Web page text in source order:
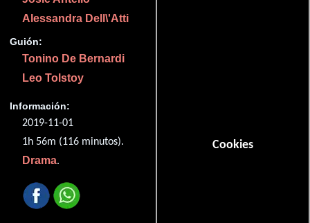
Cookies
Alessandra Dell\'Atti
Guión:
Tonino De Bernardi
Leo Tolstoy
Información:
2019-11-01
1h 56m (116 minutos).
Drama.